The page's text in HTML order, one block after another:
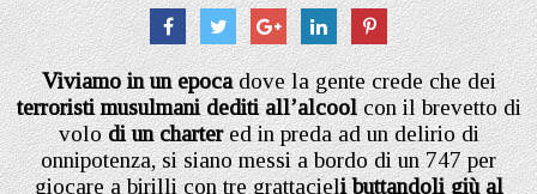
Viviamo in un epocadove la gente crede che dei
terroristi musulmani dediti all’alcoolcon il brevetto di
volodi un chartered in preda ad un delirio di
onnipotenza, si siano messi a bordo di un 747 per
giocare a birilli con tre grattacieli buttandoli giù al